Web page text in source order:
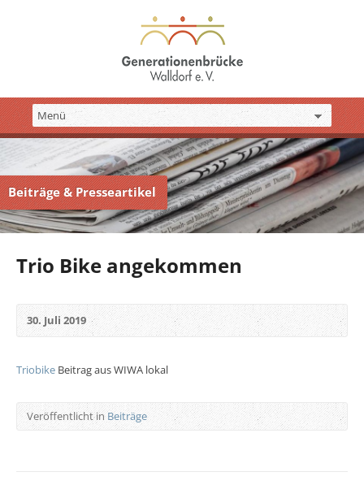
Beiträge & Presseartikel
Trio Bike angekommen
30. Juli 2019
Triobike Beitrag aus WIWA lokal
Veröffentlicht inBeiträge